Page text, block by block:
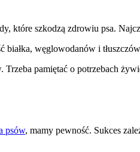
które szkodzą zdrowiu psa.
węglowodanów i
pamiętać o potrzebach
psów, mamy pewność. Sukces